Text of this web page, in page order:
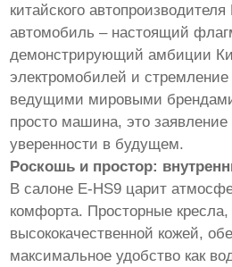
китайского
автомобиль – настоящий
демонстрирующий амбиции
электромобилей и стремление
ведущими мировыми
просто машина, это заявление
уверенности в будущем.
Роскошь и простор:
В салоне E-HS9 царит
комфорта. Просторные
высококачественной кожей,
максимальное удобство как